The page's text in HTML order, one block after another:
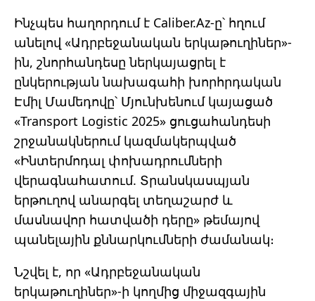
Ինչպես հաղորդում է Сaliber.Az-ը՝ հղում
անելով «Ադրբեջանական երկաթուղիներ»-
ին, շնորհանդեսը ներկայացրել է
ընկերության նախագահի խորհրդական
Էմիլ Մամեդովը՝ Մյունխենում կայացած
«Transport Logistic 2025» ցուցահանդեսի
շրջանակներում կազմակերպված
«Ինտերմոդալ փոխադրումների
վերագնահատում. Տրանսկասպյան
երթուղով անարգել տեղաշարժ և
մասնավոր հատվածի դերը» թեմայով
պանելային քննարկումների ժամանակ։
Նշվել է, որ «Ադրբեջանական
երկաթուղիներ»-ի կողմից միջազգային